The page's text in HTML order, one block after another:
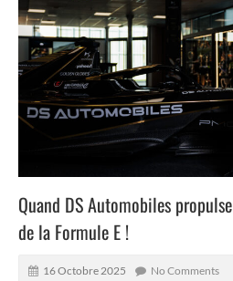
Quand DS Automobiles
de la Formule E !
16 Octobre 2025
No Comments